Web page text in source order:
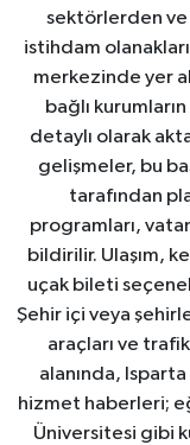
sektörlerden ve
istihdam
merkezinde yer
bağlı
detaylı olarak
gelişmeler, bu
tarafından
programları,
bildirilir. Ulaşım,
uçak bileti
Şehir içi veya
araçları ve
alanında,
hizmet haberleri;
Üniversitesi gibi